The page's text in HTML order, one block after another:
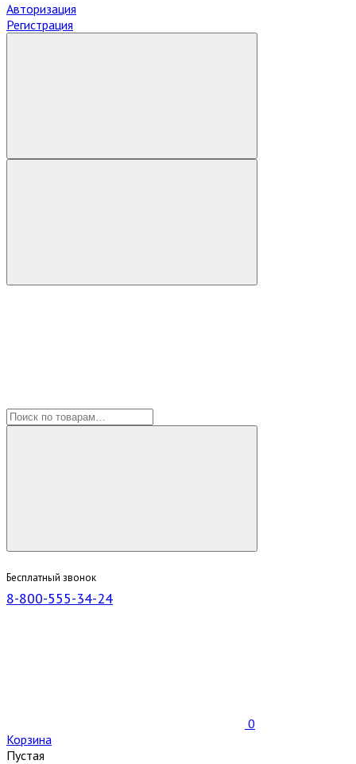
Авторизация
Регистрация
Бесплатный звонок
8-800-555-34-24
0
Корзина
Пустая